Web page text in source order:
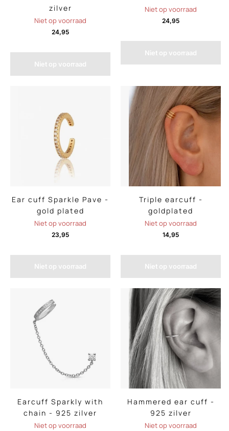
zilver
Niet op voorraad
24,95
Niet op voorraad
Niet op voorraad
24,95
Niet op voorraad
Ear cuff Sparkle Pave -
gold plated
Niet op voorraad
23,95
Niet op voorraad
Triple earcuff -
goldplated
Niet op voorraad
14,95
Niet op voorraad
Earcuff Sparkly with
chain - 925 zilver
Niet op voorraad
Hammered ear cuff -
925 zilver
Niet op voorraad